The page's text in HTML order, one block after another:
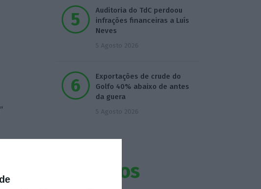
Auditoria do TdC perdoou
infrações financeiras a Luís
Neves
5 Agosto 2026
Exportações de crude do
Golfo 40% abaixo de antes
da guera
5 Agosto 2026
Eventos